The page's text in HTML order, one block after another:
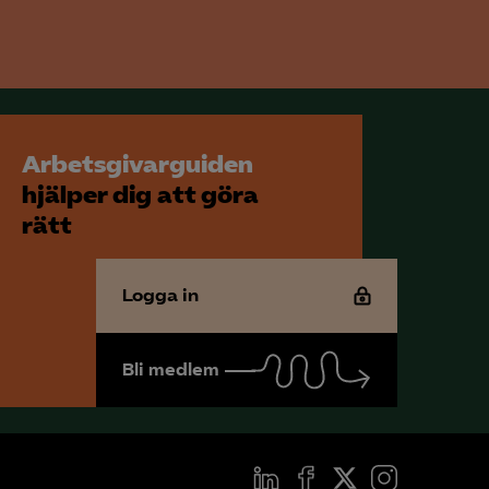
Arbetsgivarguiden
hjälper dig att göra
rätt
Logga in
Bli medlem